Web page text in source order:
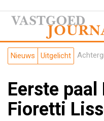
Nieuws Uitgelicht
Eerste paal
Fioretti